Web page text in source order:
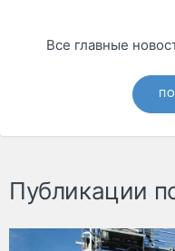
Все главные
Публикации